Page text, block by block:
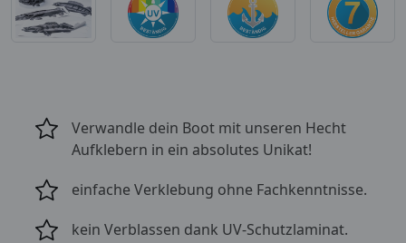
Verwandle dein Boot mit unseren Hecht
Aufklebern in ein absolutes Unikat!
einfache Verklebung ohne Fachkenntnisse.
kein Verblassen dank UV-Schutzlaminat.